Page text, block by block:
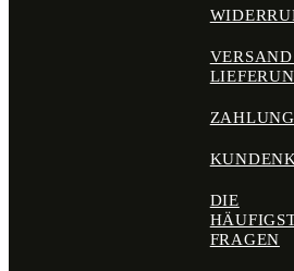
DIE
FRAGEN